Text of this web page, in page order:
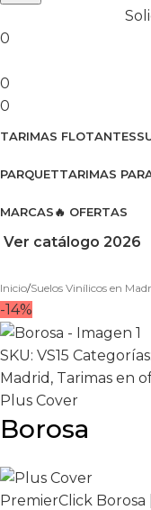
0
0
0
TARIMAS FLOTANTES
PARQUETTARIMAS
MARCAS🔥 OFERTAS
Ver catálogo 2026
Inicio Suelos Vinílicos en
-14%
SKU: VS15 Categorías:
Madrid , Tarimas en
Plus Cover
Borosa
PremierClick Borosa